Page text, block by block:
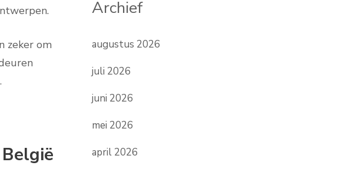
zeker om
Archief
augustus 2026
juli 2026
juni 2026
mei 2026
april 2026